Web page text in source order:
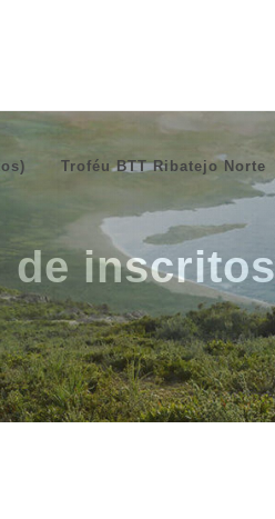
Troféu BTT Ribatejo Norte
de inscritos